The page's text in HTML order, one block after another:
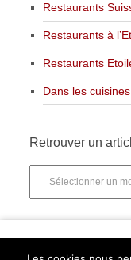
Restaurants
Restaurants à
Restaurants
Dans les
Retrouver un